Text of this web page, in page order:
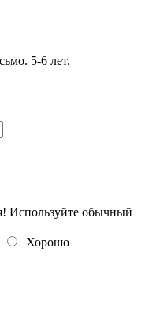
5-6 лет.
Используйте обычный
Хорошо